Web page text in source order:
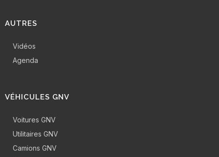
AUTRES
Vidéos
Agenda
VÉHICULES GNV
Voitures GNV
Utilitaires GNV
Camions GNV